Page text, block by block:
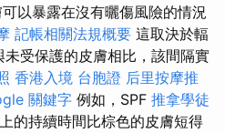
以暴露在沒有曬傷風險的情況
記帳相關法規概要 這取決於輻
受保護的皮膚相比，該間隔實
香港入境 台胞證 后里按摩推
關鍵字 例如，SPF 推拿學徒
的持續時間比棕色的皮膚短得